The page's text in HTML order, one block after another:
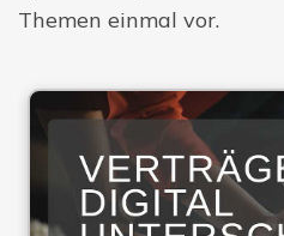
Themen einmal vor.